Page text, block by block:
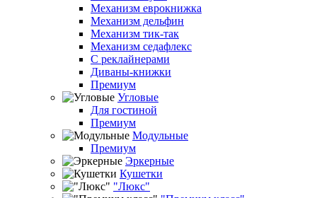
Механизм еврокнижка
Механизм дельфин
Механизм тик-так
Механизм седафлекс
С реклайнерами
Диваны-книжки
Премиум
Угловые
Для гостиной
Премиум
Модульные
Премиум
Эркерные
Кушетки
"Люкс"